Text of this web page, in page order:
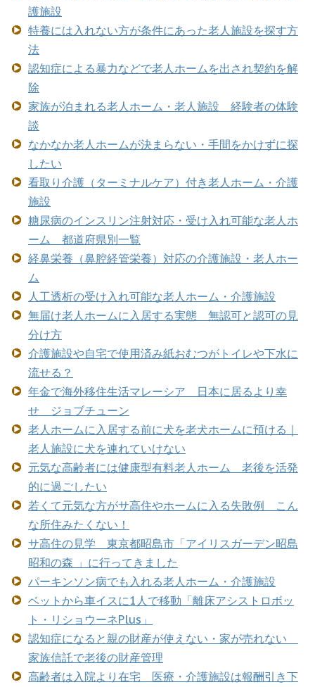
護施設
特養には入れない方が条件にあった老人施設を探す方
法
認知症による暴力などで老人ホームを出され契約を解
除
家族が泊まれる老人ホーム・老人施設 経験者の体験
談
なかなか老人ホームが決まらない・手間をかけずに探
したい
看取り介護（ターミナルケア）付き老人ホーム・介護
施設
糖尿病のインスリン注射対応・受け入れ可能な老人ホ
ーム 都道府県別一覧
経鼻栄養（鼻腔経管栄養）対応の介護施設・老人ホー
ム
人工透析の受け入れ可能な老人ホーム・介護施設
無届け老人ホームに入居する実態 無認可と認可の見
分け方
介護施設や自宅で使用済み紙おむつがトイレや下水に
流せる？
年金で海外移住生活マレーシア 日本に居るより幸
せ ジョブチューン
老人ホームに入居する前に犬を老犬ホームに預ける｜
老人施設に犬を連れていけない
元気な高齢者には健康型有料老人ホーム 老後を活発
的に過ごしたい
若くて元気な方がサ高住やホームに入る失敗例 こん
な所住みたくない！
サ高住の見学 東京都昭島市「アイリスガーデン昭島
昭和の森 」に行ってきました
パーキンソン病でも入れる老人ホーム・介護施設
ベットから車イスに1人で移動「離床アシストロボッ
ト・リショウーネPlus」
認知症になると親の財産が使えない・家が売れない
家族信託で老後の財産管理
高齢者は入院より在宅 医療・介護施設は報酬引き下